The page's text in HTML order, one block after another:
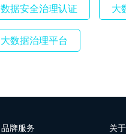
数据安全治理认证 大
大数据治理平台
品牌服务 关